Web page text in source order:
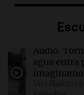
Incendios
Bromo
Chipre
Europa en
Audio.
agua entra